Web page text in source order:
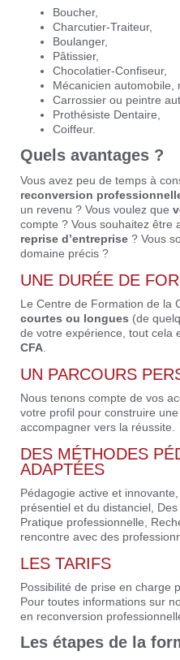
Boucher,
Charcutier-Traiteur,
Boulanger,
Pâtissier,
Chocolatier-Confiseur,
Mécanicien automobile,
Carrossier ou peintre
Prothésiste Dentaire,
Coiffeur.
Quels avantages ?
Vous avez peu de temps à
reconversion
un revenu ? Vous voulez que
compte ? Vous souhaitez être
reprise d’entreprise ? Vous
domaine précis ?
UNE DURÉE DE
Le Centre de Formation de la
courtes ou longues (de
de votre expérience, tout cela
CFA.
UN PARCOURS
Nous tenons compte de vos
votre profil pour construire
accompagner vers la réussite.
DES MÉTHODES
ADAPTÉES
Pédagogie active et
présentiel et du distanciel,
Pratique professionnelle,
rencontre avec des
LES TARIFS
Possibilité de prise en charge
Pour toutes informations sur
en reconversion
Les étapes de la